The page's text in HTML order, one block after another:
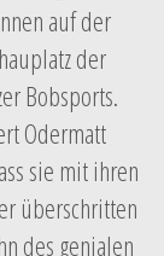
auf der
der
Bobsports.
Odermatt
sie mit ihren
überschritten
des genialen